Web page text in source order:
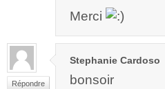
Merci
Répondre
Stephanie Cardoso
bonsoir